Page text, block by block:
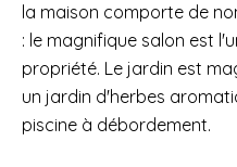
la maison comporte de
: le magnifique salon est
propriété. Le jardin est
un jardin d'herbes
piscine à débordement.